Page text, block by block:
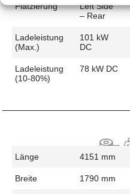
Platzierung
Left Side
– Rear
Ladeleistung
(max.)
101 kW
DC
Ladeleistung
(10-80%)
78 kW DC
Länge 4151 mm
Breite 1790 mm